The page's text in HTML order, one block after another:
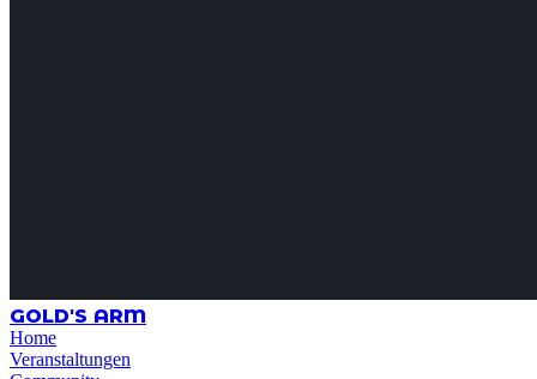
GOLD'S ARM
Home
Veranstaltungen